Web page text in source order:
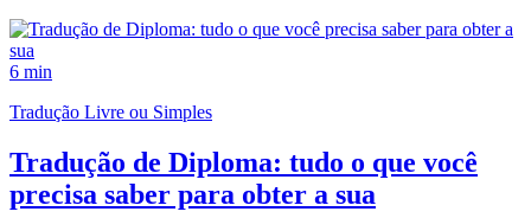
6 min
Tradução Livre ou Simples
Tradução de Diploma: tudo o que você
precisa saber para obter a sua